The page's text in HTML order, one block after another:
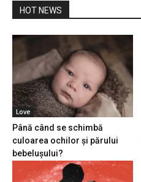
HOT NEWS
Love
Până când se schimbă
culoarea ochilor și părului
bebelușului?